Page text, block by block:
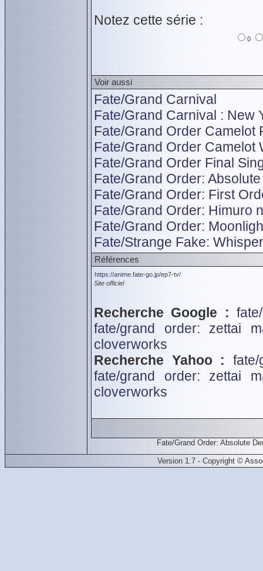
Notez cette série :
0
Voir aussi
Fate/Grand Carnival
Fate/Grand Carnival : New
Fate/Grand Order Camelot
Fate/Grand Order Camelot
Fate/Grand Order Final
Fate/Grand Order:
Fate/Grand Order: First
Fate/Grand Order: Himuro
Fate/Grand Order:
Fate/Strange Fake:
Références
https://anime.fate-go.jp/ep7-tv/
Site officiel
Recherche Google :
fate/grand order: zettai
cloverworks
Recherche Yahoo :
fate/grand order: zettai
cloverworks
Fate/Grand Order: Absolute
Version 1.7 - Copyright ©